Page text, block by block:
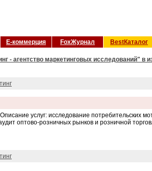
Е-коммерция FoxЖурнал BestКаталог
- агентство маркетинговых исследований" в
услуг: исследование потребительских
оптово-розничных рынков и розничной